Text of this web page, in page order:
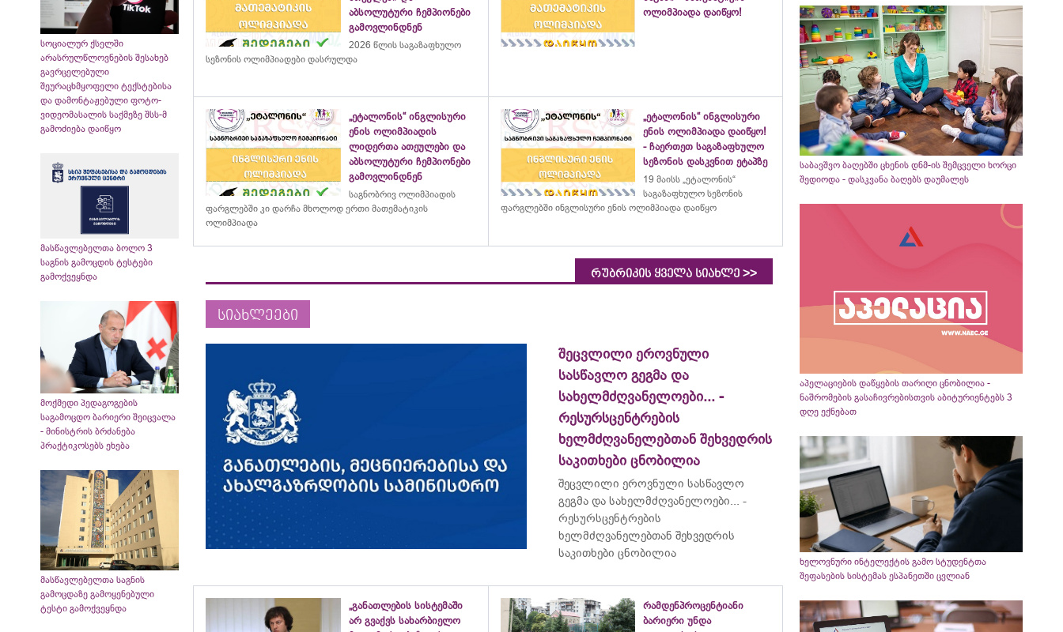
სოციალურ ქსელში
არასრულწლოვნების შესახებ
გავრცელებული
შეურაცხმყოფელი ტექსტებისა
და დამონტაჟებული ფოტო-
ვიდეომასალის საქმეზე შსს-მ
გამოძიება დაიწყო
მასწავლებელთა ბოლო 3
საგნის გამოცდის ტესტები
გამოქვეყნდა
მოქმედი პედაგოგების
საგამოცდო ბარიერი შეიცვალა
- მინისტრის ბრძანება
პრაქტიკოსებს ეხება
მასწავლებელთა საგნის
გამოცდაზე გამოყენებული
ტესტი გამოქვეყნდა
აბსოლუტური ჩემპიონები
გამოვლინდნენ
2026 წლის საგაზაფხულო
სეზონის ოლიმპიადები დასრულდა
ოლიმპიადა დაიწყო!
„ეტალონის“ ინგლისური
ენის ოლიმპიადის
ლიდერთა ათეულები და
აბსოლუტური ჩემპიონები
გამოვლინდნენ
საგნობრივ ოლიმპიადის
ფარგლებში კი დარჩა მხოლოდ ერთი მათემატიკის
ოლიმპიადა
„ეტალონის“ ინგლისური
ენის ოლიმპიადა დაიწყო!
- ჩაერთეთ საგაზაფხულო
სეზონის დასკვნით ეტაპზე
19 მაისს „ეტალონის“
საგაზაფხულო სეზონის
ფარგლებში ინგლისური ენის ოლიმპიადა დაიწყო
რუბრიკის ყველა სიახლე >>
სიახლეები
შეცვლილი ეროვნული
სასწავლო გეგმა და
სახელმძღვანელოები... -
რესურსცენტრების
ხელმძღვანელებთან შეხვედრის
საკითხები ცნობილია
შეცვლილი ეროვნული სასწავლო
გეგმა და სახელმძღვანელოები... -
რესურსცენტრების
ხელმძღვანელებთან შეხვედრის
საკითხები ცნობილია
„განათლების სისტემაში
არ გვაქვს სახარბიელო
რამდენპროცენტიანი
ბარიერი უნდა
საბავშვო ბაღებში ცხენის დნმ-ის შემცველი ხორცი
შედიოდა - დასკვანა ბაღებს დაუმალეს
აპელაციების დაწყების თარიღი ცნობილია -
ნაშრომების გასაჩივრებისთვის აბიტურიენტებს 3
დღე ექნებათ
ხელოვნური ინტელექტის გამო სტუდენტთა
შეფასების სისტემას ესპანეთში ცვლიან